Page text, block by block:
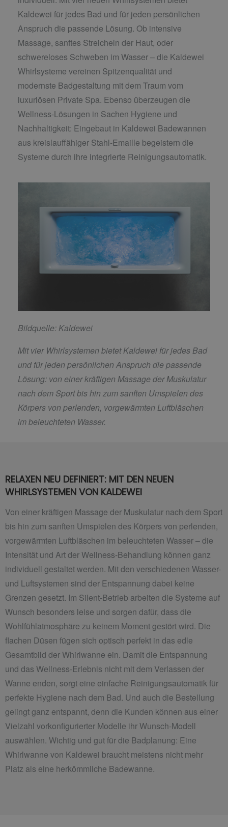
Kaldewei für jedes Bad und für jeden persönlichen
Anspruch die passende Lösung. Ob intensive
Massage, sanftes Streicheln der Haut, oder
schwereloses Schweben im Wasser – die Kaldewei
Whirlsysteme vereinen Spitzenqualität und
modernste Badgestaltung mit dem Traum vom
luxuriösen Private Spa. Ebenso überzeugen die
Wellness-Lösungen in Sachen Hygiene und
Nachhaltigkeit: Eingebaut in Kaldewei Badewannen
aus kreislauffähiger Stahl-Emaille begeistern die
Systeme durch ihre integrierte Reinigungsautomatik.
Bildquelle: Kaldewei
Mit vier Whirlsystemen bietet Kaldewei für jedes Bad
und für jeden persönlichen Anspruch die passende
Lösung: von einer kräftigen Massage der Muskulatur
nach dem Sport bis hin zum sanften Umspielen des
Körpers von perlenden, vorgewärmten Luftbläschen
im beleuchteten Wasser.
RELAXEN NEU DEFINIERT: MIT DEN NEUEN
WHIRLSYSTEMEN VON KALDEWEI
Von einer kräftigen Massage der Muskulatur nach dem Sport
bis hin zum sanften Umspielen des Körpers von perlenden,
vorgewärmten Luftbläschen im beleuchteten Wasser – die
Intensität und Art der Wellness-Behandlung können ganz
individuell gestaltet werden. Mit den verschiedenen Wasser-
und Luftsystemen sind der Entspannung dabei keine
Grenzen gesetzt. Im Silent-Betrieb arbeiten die Systeme auf
Wunsch besonders leise und sorgen dafür, dass die
Wohlfühlatmosphäre zu keinem Moment gestört wird. Die
flachen Düsen fügen sich optisch perfekt in das edle
Gesamtbild der Whirlwanne ein. Damit die Entspannung
und das Wellness-Erlebnis nicht mit dem Verlassen der
Wanne enden, sorgt eine einfache Reinigungsautomatik für
perfekte Hygiene nach dem Bad. Und auch die Bestellung
gelingt ganz entspannt, denn die Kunden können aus einer
Vielzahl vorkonfigurierter Modelle ihr Wunsch-Modell
auswählen. Wichtig und gut für die Badplanung: Eine
Whirlwanne von Kaldewei braucht meistens nicht mehr
Platz als eine herkömmliche Badewanne.